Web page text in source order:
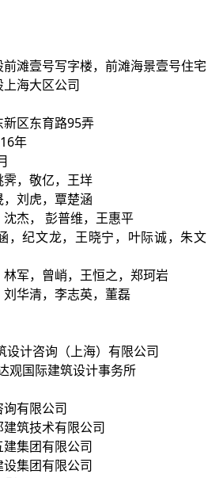
滩壹号写字楼，前滩海景壹号住宅
海大区公司
区东育路95弄
年
，敬亿，王垟
刘虎，覃楚涵
杰， 彭普维，王惠平
，纪文龙，王晓宁，叶际诚，朱文
军，曾峭，王恒之，郑珂岩
华清，李志英，董磊
设计咨询（上海）有限公司
观国际建筑设计事务所
有限公司
筑技术有限公司
集团有限公司
集团有限公司